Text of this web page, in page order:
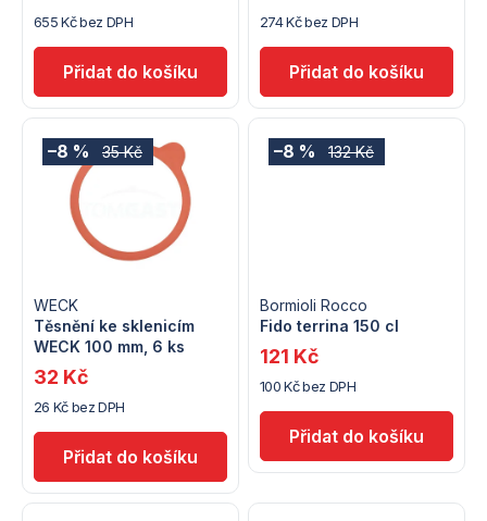
d
k
o
u
655 Kč bez DPH 274 Kč bez DPH
35 Kč
–8 %
Těsnění ke sklenicím
WECK 100 mm, 6 ks
WECK
26 Kč bez DPH
32 Kč
132 Kč
–8 %
Fido terrina 150 cl
Bormioli Rocco
100 Kč bez DPH
121 Kč